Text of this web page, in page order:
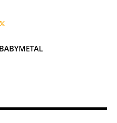
BABYMETAL